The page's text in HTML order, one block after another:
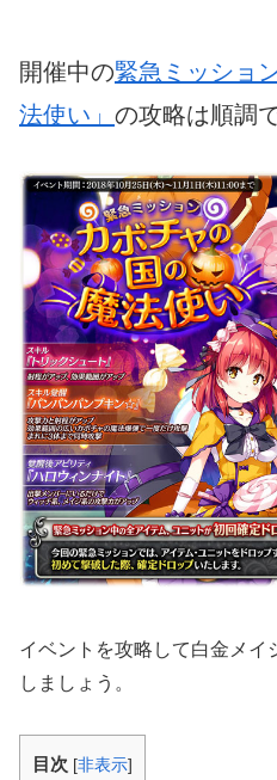
開催中の緊急ミッショ
法使い」 の攻略は順調
イベントを攻略して白金メイ
しましょう。
目次 [非表示]